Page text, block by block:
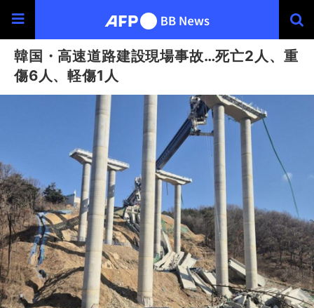
韓国・高速道路建設現場事故…死亡2人、重
傷6人、軽傷1人